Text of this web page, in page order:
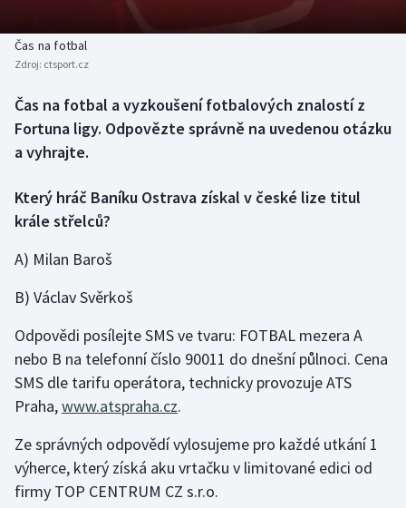
Baseball a softbal
Basketbal
Biatlon
Boby a skeleton
Box
Curling
Futsal
Golf
Gymnastika
Házená
Historické návraty
Aplikace ČT sport
AZ kvíz
Čas na fotbal
Zdroj: ctsport.cz
Čas na fotbal a vyzkoušení fotbalových znalostí z
Fortuna ligy. Odpovězte správně na uvedenou otázku
a vyhrajte.
Který hráč Baníku Ostrava získal v české lize titul
krále střelců?
A) Milan Baroš
B) Václav Svěrkoš
Odpovědi posílejte SMS ve tvaru: FOTBAL mezera A
nebo B na telefonní číslo 90011 do dnešní půlnoci. Cena
SMS dle tarifu operátora, technicky provozuje ATS
Praha,www.atspraha.cz.
Ze správných odpovědí vylosujeme pro každé utkání 1
výherce, který získá aku vrtačku v limitované edici od
firmy TOP CENTRUM CZ s.r.o.